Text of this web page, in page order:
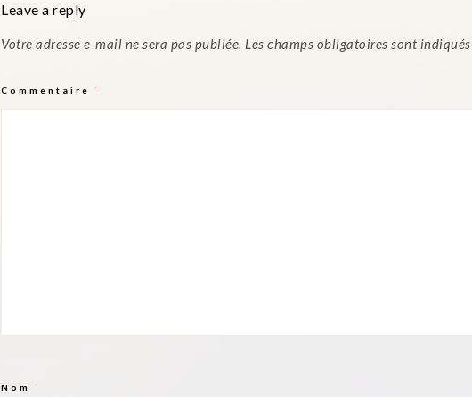
Leave a reply
Votre adresse e-mail ne sera pas publiée. Les champs obligatoires sont
Commentaire *
Nom *